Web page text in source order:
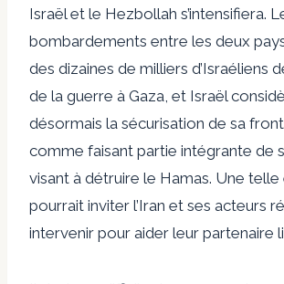
Israël et le Hezbollah s’intensifiera.
bombardements entre les deux
des dizaines de milliers d’Israéliens
de la guerre à Gaza, et Israël
désormais la sécurisation de sa
comme faisant partie intégrante de
visant à détruire le Hamas. Une telle
pourrait inviter l’Iran et ses acteurs
intervenir pour aider leur partenaire